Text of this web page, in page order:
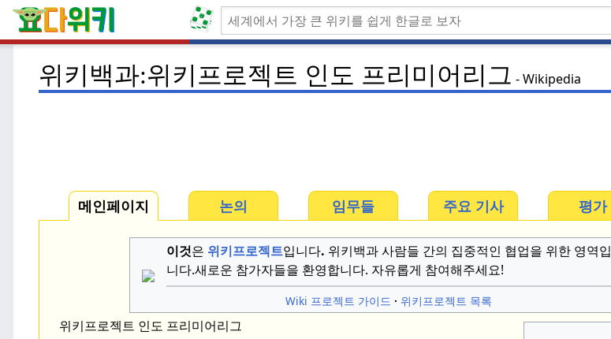
위키백과:위키프로젝트 인도 프리미어리그 Wikipedia
메인페이지 논의 임무들 주요 기사 평가
이것은 위키프로젝트입니다. 위키백과 사람들 간의 집중적인 협업을 위한 영역입
니다.새로운 참가자들을 환영합니다. 자유롭게 참여해주세요!
Wiki 프로젝트 가이드 위키프로젝트 목록
위키프로젝트 인도 프리미어리그